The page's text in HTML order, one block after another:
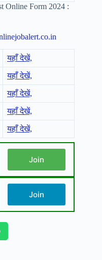
Online Form 2024 :
यहाँ देखें,
यहाँ देखें,
यहाँ देखें,
यहाँ देखें,
यहाँ देखें,
Join
Join